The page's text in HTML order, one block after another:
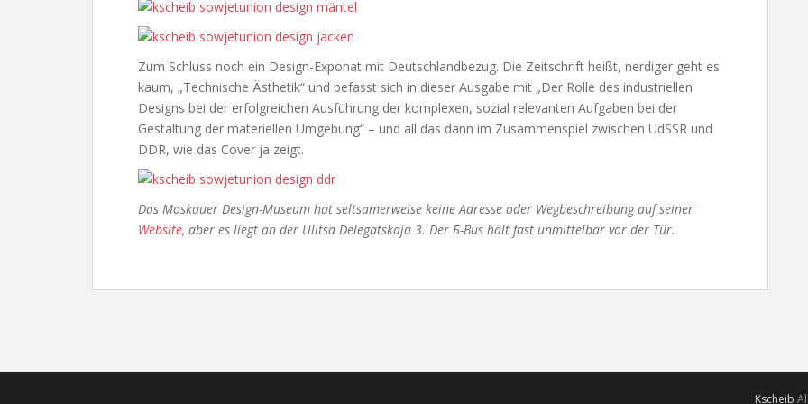
Zum Schluss noch ein Design-Exponat mit Deutschlandbezug. Die Zeitschrift heißt, nerdiger geht es
kaum, „Technische Ästhetik“ und befasst sich in dieser Ausgabe mit „Der Rolle des industriellen
Designs bei der erfolgreichen Ausführung der komplexen, sozial relevanten Aufgaben bei der
Gestaltung der materiellen Umgebung“ – und all das dann im Zusammenspiel zwischen UdSSR und
DDR, wie das Cover ja zeigt.
Das Moskauer Design-Museum hat seltsamerweise keine Adresse oder Wegbeschreibung auf seiner
Website, aber es liegt an der Ulitsa Delegatskaja 3. Der Б-Bus hält fast unmittelbar vor der Tür.
Kscheib